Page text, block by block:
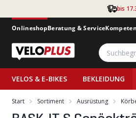
bis
OnlineshopBeratung & Service
VELOS & E-BIKES BEKLEIDUNG
Start Sortiment Ausrüstung